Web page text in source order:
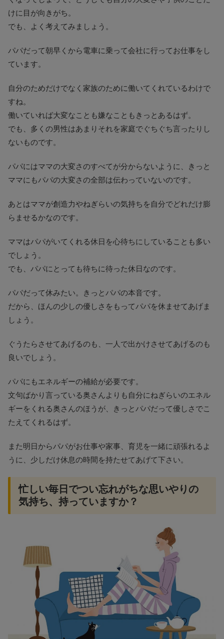
けに目が向きがち。
でも、よく考えてみましょう。
パパだって朝早くから電車に乗って会社に行ってお仕事をし
ています。
自分のためだけでなく家族のために働いてくれているわけで
すね。
働いていれば大変なことも嫌なこともきっとあるはず。
でも、多くの男性はあまりそれを家庭でぐちぐち言ったりし
ないものです。
パパにはママの大変さのすべてが分からないように、きっと
ママにもパパの大変さの全部は伝わっていないのです。
あとはママが創造力やねぎらいの気持ちを自分でどれだけ膨
らませるかなのです。
ママはパパがいてくれる休日を心待ちにしていることも多い
でしょう。
でも、パパにとっても待ちに待った休日なのです。
パパだって休みたい。きっとパパの本音です。
だから、ほんの少しの優しさをもってパパを休ませてあげま
しょう。
ぐうたらさせてあげるのも、一人で出かけさせてあげるのも
良いでしょう。
パパにもエネルギーの補給が必要です。
文句ばかり言っている奥さんよりも自分にねぎらいのエネル
ギーをくれる奥さんのほうが、きっとパパだって優しさでこ
たえてくれるはず。
また明日からパパがお仕事や家事、育児を一緒に頑張れるよ
うに、少しだけ休息の時間を持たせてあげて下さい。
忙しい毎日でつい忘れがちな思いやりの
気持ち、持っていますか？